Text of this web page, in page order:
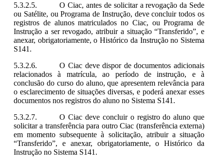
O Ciac, antes de solicitar a revogação da Sede
ou Satélite, ou Programa de Instrução, deve concluir todos os
registros de alunos matriculados no Ciac, ou Programa de
Instrução a ser revogado, atribuir a situação “Transferido”, e
anexar, obrigatoriamente, o Histórico da Instrução no Sistema
S141.
O Ciac deve dispor de documentos adicionais
relacionados à matrícula, ao período de instrução, e à
conclusão do curso do aluno, que apresentem relevância para
o esclarecimento de situações diversas, e poderá anexar esses
documentos nos registros do aluno no Sistema S141.
O Ciac deve concluir o registro do aluno que
solicitar a transferência para outro Ciac (transferência externa)
em momento subsequente à solicitação, atribuir a situação
“Transferido”, e anexar, obrigatoriamente, o Histórico da
Instrução no Sistema S141.